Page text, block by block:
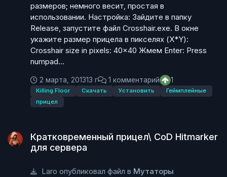
размеров; немного весит, простая в
использовании. Настройка: Зайдите в папку
Release, запустите файл Crosshair.exe. В окне
укажите размер прицела в пикселях (X*Y):
Crosshair size in pixels: 40x40 Жмем Enter: Press
numpad...
2 марта, 201313 г 1 комментарий 1
Killing Floor Скачать Установить
Геймплейные
прицел
Кратковременный прицел\ CoD Hitmarker
для сервера
Laro опубликовал файл в Мутаторы